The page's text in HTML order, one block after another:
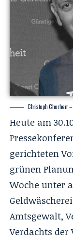
Christoph Chorherr
Heute am
gerichteten
grünen
Woche unter
Amtsgewalt,
Verdachts